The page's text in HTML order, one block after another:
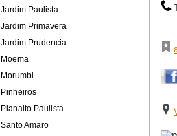
Jardim Paulista
Jardim Primavera
Jardim Prudencia
Moema
Morumbi
Pinheiros
Planalto Paulista
Santo Amaro